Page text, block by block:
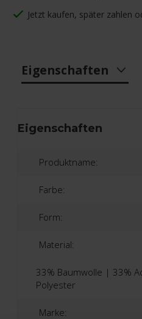
Jetzt kaufen, später zahlen
Eigenschaften
Eigenschaften
Produktname:
Farbe:
Form:
Material:
33% Baumwolle | 33%
Polyester
Marke: